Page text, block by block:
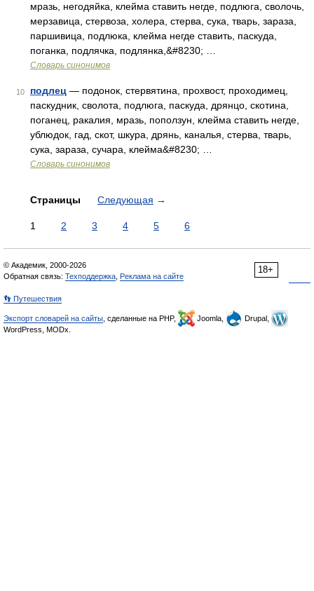
мразь, негодяйка, клейма ставить негде, подлюга, сволочь,
мерзавица, стервоза, холера, стерва, сука, тварь, зараза,
паршивица, подлюка, клейма негде ставить, паскуда,
поганка, подлячка, подлянка,&#8230; …
Словарь синонимов
10 подлец — подонок, стервятина, прохвост, проходимец,
паскудник, сволота, подлюга, паскуда, дрянцо, скотина,
поганец, ракалия, мразь, поползун, клейма ставить негде,
ублюдок, гад, скот, шкура, дрянь, каналья, стерва, тварь,
сука, зараза, сучара, клейма&#8230; …
Словарь синонимов
Страницы Следующая →
1 2 3 4 5 6
18+
© Академик, 2000-2026
Обратная связь: Техподдержка Реклама на сайте
👣 Путешествия
Экспорт словарей на сайты , сделанные на PHP, Joomla,
Drupal,
WordPress, MODx.